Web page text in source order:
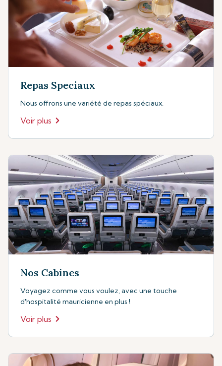
Repas Speciaux
Nous offrons une variété de repas spéciaux.
Voir plus
Nos Cabines
Voyagez comme vous voulez, avec une touche
d'hospitalité mauricienne en plus !
Voir plus